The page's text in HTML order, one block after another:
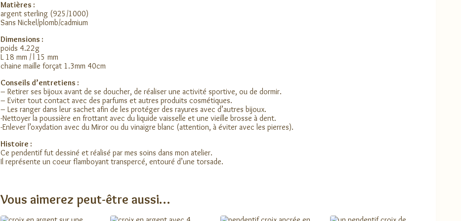
Matières :
argent sterling (925/1000)
Sans Nickel/plomb/cadmium
Dimensions :
poids 4.22g
L 18 mm / l 15 mm
chaine maille forçat 1.3mm 40cm
Conseils d’entretiens :
– Retirer ses bijoux avant de se doucher, de réaliser une activité sportive, ou de dormir.
– Eviter tout contact avec des parfums et autres produits cosmétiques.
– Les ranger dans leur sachet afin de les protéger des rayures avec d’autres bijoux.
-Nettoyer la poussière en frottant avec du liquide vaisselle et une vieille brosse à dent.
-Enlever l’oxydation avec du Miror ou du vinaigre blanc (attention, à éviter avec les pierres).
Histoire :
Ce pendentif fut dessiné et réalisé par mes soins dans mon atelier.
Il représente un coeur flamboyant transpercé, entouré d’une torsade.
Vous aimerez peut-être aussi…